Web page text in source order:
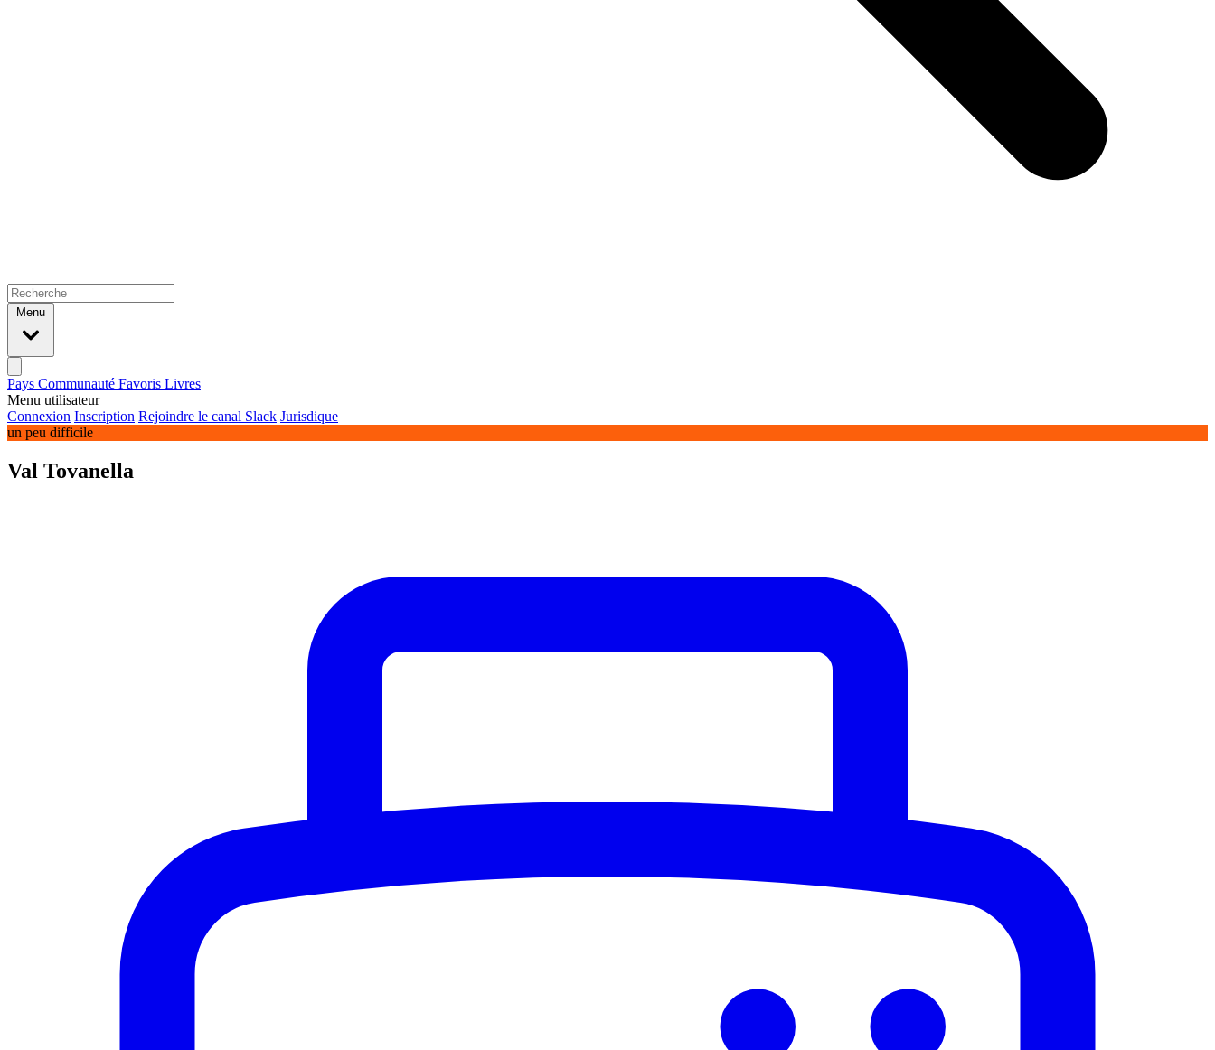
Menu
Pays Communauté Favoris Livres
Menu utilisateur
Connexion Inscription Rejoindre le canal Slack Jurisdique
un peu difficile
Val Tovanella